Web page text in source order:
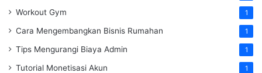
Workout Gym 1
Cara Mengembangkan Bisnis Rumahan 1
Tips Mengurangi Biaya Admin 1
Tutorial Monetisasi Akun 1